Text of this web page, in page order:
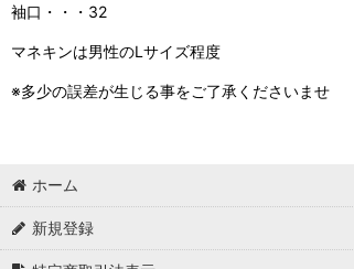
袖口・・・32
マネキンは男性のLサイズ程度
※多少の誤差が生じる事をご了承くださいませ
ホーム
新規登録